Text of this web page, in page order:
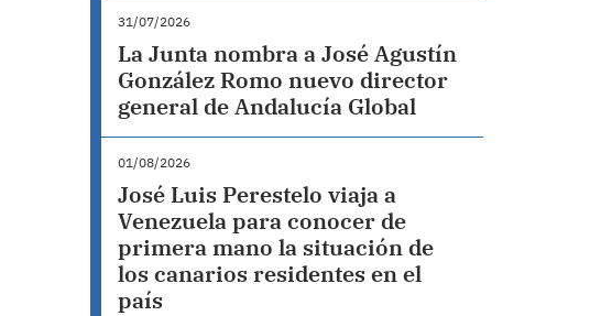
31/07/2026
La Junta nombra a José Agustín
González Romo nuevo director
general de Andalucía Global
01/08/2026
José Luis Perestelo viaja a
Venezuela para conocer de
primera mano la situación de
los canarios residentes en el
país